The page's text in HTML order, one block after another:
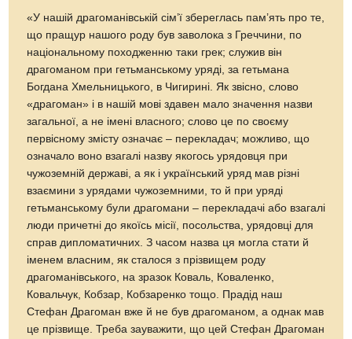
«У нашій драгоманівській сім’ї збереглась пам’ять про те,
що пращур нашого роду був заволока з Греччини, по
національному походженню таки грек; служив він
драгоманом при гетьманському уряді, за гетьмана
Богдана Хмельницького, в Чигирині. Як звісно, слово
«драгоман» і в нашій мові здавен мало значення назви
загальної, а не імені власного; слово це по своєму
первісному змісту означає – перекладач; можливо, що
означало воно взагалі назву якогось урядовця при
чужоземній державі, а як і український уряд мав різні
взаємини з урядами чужоземними, то й при уряді
гетьманському були драгомани – перекладачі або взагалі
люди причетні до якоїсь місії, посольства, урядовці для
справ дипломатичних. З часом назва ця могла стати й
іменем власним, як сталося з прізвищем роду
драгоманівського, на зразок Коваль, Коваленко,
Ковальчук, Кобзар, Кобзаренко тощо. Прадід наш
Стефан Драгоман вже й не був драгоманом, а однак мав
це прізвище. Треба зауважити, що цей Стефан Драгоман